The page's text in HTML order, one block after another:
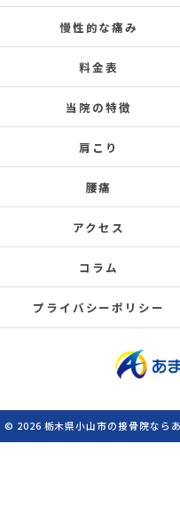
慢性的な痛み
料金表
当院の特徴
肩こり
腰痛
アクセス
コラム
プライバシーポリシー
© 2026 栃木県小山市の接骨院なら